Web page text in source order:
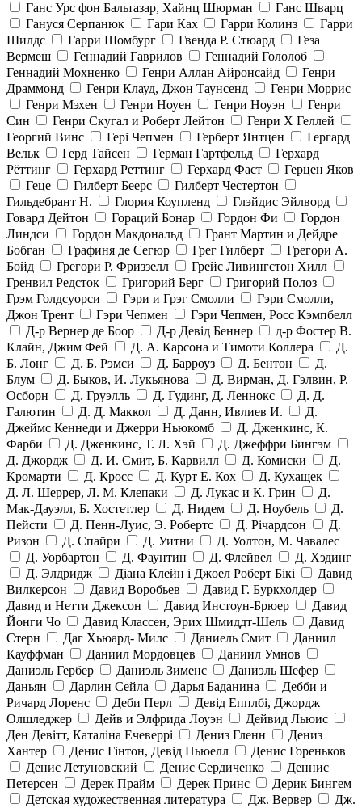
Ганс Урс фон Бальтазар, Хайнц Шюрман
Ганс Шварц
Гануся Серпанюк
Гари Ках Гарри Колинз
Гарри
Шилдс
Гарри Шомбург Гвенда Р. Стюард
Геза
Вермеш
Геннадий Гаврилов
Геннадий Гололоб
Геннадий Мохненко
Генри Аллан Айронсайд
Генри
Драммонд
Генри Клауд, Джон Таунсенд
Генри Моррис
Генри Мэхен
Генри Ноуен Генри Ноуэн
Генри
Син
Генри Скугал и Роберт Лейтон
Генри Х Геллей
Георгий Винс
Гері Чепмен Герберт Янтцен
Гергард
Вельк
Герд Тайсен Герман Гартфельд
Герхард
Рёттинг
Герхард Реттинг Герхард Фаст
Герцен Яков
Геце
Гилберт Беерс
Гилберт Честертон
Гильдебрант Н.
Глория Коупленд
Глэйдис Эйлворд
Говард Дейтон
Гораций Бонар Гордон Фи
Гордон
Линдси
Гордон Макдональд
Грант Мартин и Дейдре
Бобган
Графиня де Сегюр Грег Гилберт
Грегори А.
Бойд
Грегори Р. Фриззелл
Грейс Ливингстон Хилл
Гренвил Редсток
Григорий Берг
Григорий Полоз
Грэм Голдсуорси
Гэри и Грэг Смолли
Гэри Смолли,
Джон Трент
Гэри Чепмен
Гэри Чепмен, Росс Кэмпбелл
Д-р Вернер де Боор
Д-р Девід Беннер
д-р Фостер В.
Клайн, Джим Фей
Д. А. Карсона и Тимоти Коллера
Д.
Б. Лонг
Д. Б. Рэмси Д. Барроуз Д. Бентон
Д.
Блум
Д. Быков, И. Лукьянова
Д. Вирман, Д. Гэлвин, Р.
Осборн
Д. Груэлль Д. Гудинг, Д. Леннокс
Д. Д.
Галютин
Д. Д. Маккол Д. Данн, Ивлиев И.
Д.
Джеймс Кеннеди и Джерри Ньюкомб
Д. Дженкинс, К.
Фарби
Д. Дженкинс, Т. Л. Хэй
Д. Джеффри Бингэм
Д. Джордж
Д. И. Смит, Б. Карвилл Д. Комиски
Д.
Кромарти
Д. Кросс Д. Курт Е. Кох
Д. Кухащек
Д. Л. Шеррер, Л. М. Клепаки
Д. Лукас и К. Грин
Д.
Мак-Дауэлл, Б. Хостетлер
Д. Нидем Д. Ноубель
Д.
Пейсти
Д. Пенн-Луис, Э. Робертс Д. Річардсон
Д.
Ризон
Д. Спайри Д. Уитни
Д. Уолтон, М. Чавалес
Д. Уорбартон
Д. Фаунтин Д. Флейвел
Д. Хэдинг
Д. Элдридж
Діана Клейн і Джоел Роберт Бікі
Давид
Вилкерсон
Давид Воробьев
Давид Г. Буркхолдер
Давид и Нетти Джексон
Давид Инстоун-Брюер
Давид
Йонги Чо
Давид Классен, Эрих Шмиддт-Шель
Давид
Стерн
Даг Хьюард- Милс Даниель Смит
Даниил
Кауффман
Даниил Мордовцев
Даниил Умнов
Даниэль Гербер
Даниэль Зименс
Даниэль Шефер
Даньян
Дарлин Сейла Дарья Баданина
Дебби и
Ричард Лоренс
Деби Перл
Девід Епплбі, Джордж
Олшледжер
Дейв и Элфрида Лоуэн
Дейвид Льюис
Ден Девітт, Каталіна Ечеверрі
Дениз Гленн
Дениз
Хантер
Денис Гінтон, Девід Ньюелл
Денис Гореньков
Денис Летуновский
Денис Сердиченко
Деннис
Петерсен
Дерек Прайм Дерек Принс
Дерик Бингем
Детская художественная литература
Дж. Вервер
Дж.